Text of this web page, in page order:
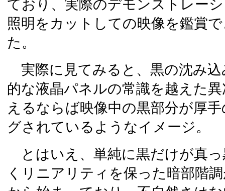
ており、実際のデモンストレー
照明をカットしての映像を鑑賞
た。
実際に見てみると、黒の沈み
的な液晶パネルの常識を越えた
えるならば映像中の黒部分が厚
グされているようなイメージ。
とはいえ、単純に黒だけが真
くリニアリティを保った暗部階